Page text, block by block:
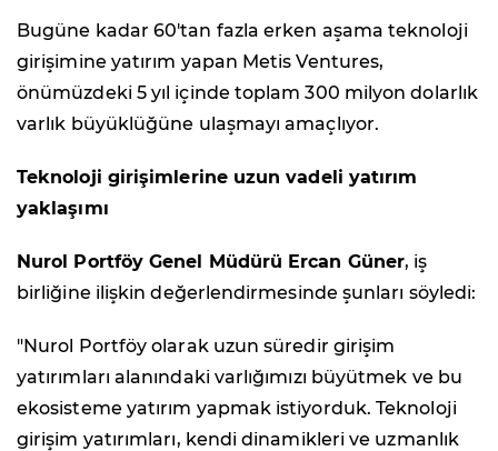
Bugüne kadar 60'tan fazla erken aşama teknoloji
girişimine yatırım yapan Metis Ventures,
önümüzdeki 5 yıl içinde toplam 300 milyon dolarlık
varlık büyüklüğüne ulaşmayı amaçlıyor.
Teknoloji girişimlerine uzun vadeli yatırım
yaklaşımı
Nurol Portföy Genel Müdürü Ercan Güner, iş
birliğine ilişkin değerlendirmesinde şunları söyledi:
"Nurol Portföy olarak uzun süredir girişim
yatırımları alanındaki varlığımızı büyütmek ve bu
ekosisteme yatırım yapmak istiyorduk. Teknoloji
girişim yatırımları, kendi dinamikleri ve uzmanlık